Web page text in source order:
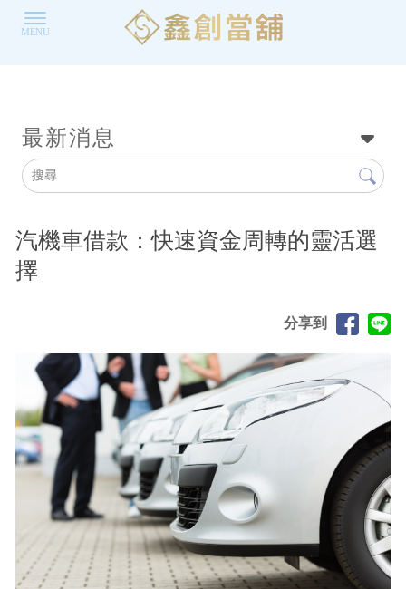
最新消息
汽機車借款：快速資金周轉的靈活選
擇
分享到